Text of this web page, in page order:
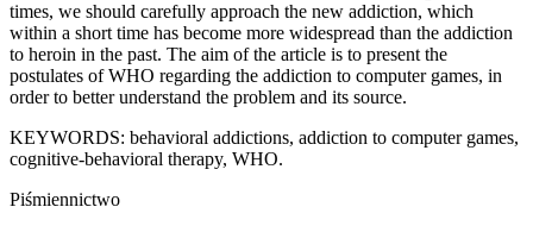
times, we should carefully approach the new addiction, which
within a short time has become more widespread than the addiction
to heroin in the past. The aim of the article is to present the
postulates of WHO regarding the addiction to computer games, in
order to better understand the problem and its source.
KEYWORDS: behavioral addictions, addiction to computer games,
cognitive-behavioral therapy, WHO.
Piśmiennictwo